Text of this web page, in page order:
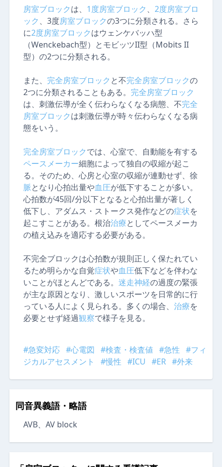
房室ブロックは、 1度房室ブロック 、 2度房室ブロ
ック 、3度房室ブロックの3つに分類される。さら
に2度房室ブロックはウェンケバッハ型
（Wenckebach型）とモビッツII型（Mobits II
型）の2つに分類される。
また、 完全房室ブロック と不完全房室ブロックの
2つに分類されることもある。 完全房室ブロック
は、刺激伝導が全く伝わらなくなる病態、不完全
房室ブロックは刺激伝導が時々伝わらなくなる病
態をいう。
完全房室ブロックでは、心室で、自動能を有する
ペースメーカー細胞によって独自の収縮が起こ
る。そのため、心房と心室の収縮が連動せず、徐
脈となり心拍出量や血圧が低下することが多い。
心拍数が45回/分以下となると心拍出量が著しく
低下し、アダムス・ストークス発作などの症状を
起こすことがある。根治治療としてペースメーカ
の植え込みを適応する必要がある。
不完全ブロックは心拍数が規則正しく保たれてい
るため明らかな自覚症状や血圧低下などを伴わな
いことがほとんどである。 迷走神経の過度の緊張
が主な原因となり、激しいスポーツを日常的に行
っている人によく見られる。多くの場合、 治療を
必要とせず経過観察で様子を見る。
#急変対応 #心電図 #検査・検査値 #急性 #フィ
ジカルアセスメント
#慢性 #ICU #ER #外来
同音異義語・略語
AVB AV block